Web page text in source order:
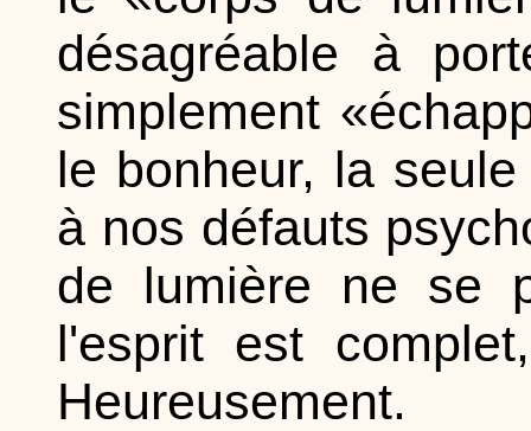
désagréable à
simplement
le bonheur, la
à nos défauts
de lumière ne se
l'esprit est
Heureusement.